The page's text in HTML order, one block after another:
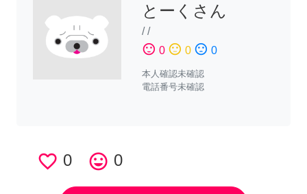
とーくさん
//
sentiment_satisfied 0 sentiment_neutral 0 sentiment_dissatisfied 0
本人確認未確認
電話番号未確認
favorite_border 0 tag_faces 0